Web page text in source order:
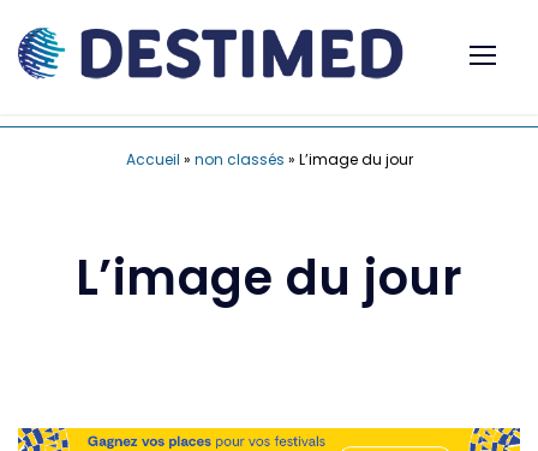
Accueil » non classés » L’image du jour
L’image du jour